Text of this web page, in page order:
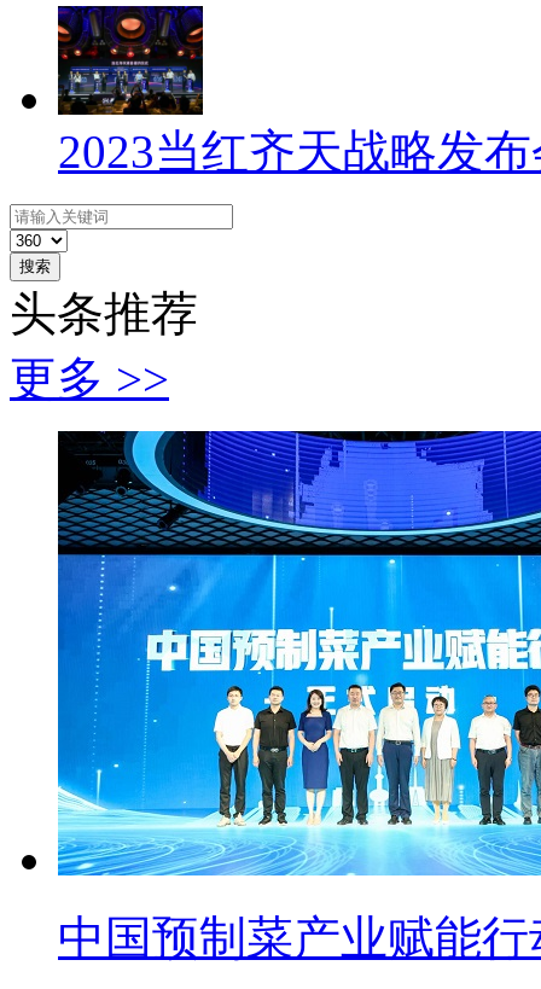
2023当红齐天战略发布
搜索
头条推荐
更多 >>
中国预制菜产业赋能